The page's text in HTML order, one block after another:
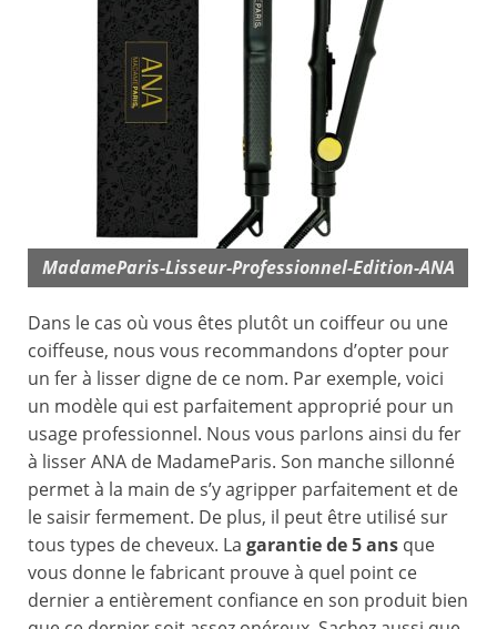
MadameParis-Lisseur-Professionnel-Edition-ANA
Dans le cas où vous êtes plutôt un coiffeur ou une
coiffeuse, nous vous recommandons d’opter pour
un fer à lisser digne de ce nom. Par exemple, voici
un modèle qui est parfaitement approprié pour un
usage professionnel. Nous vous parlons ainsi du fer
à lisser ANA de MadameParis. Son manche sillonné
permet à la main de s’y agripper parfaitement et de
le saisir fermement. De plus, il peut être utilisé sur
tous types de cheveux. La garantie de 5 ans que
vous donne le fabricant prouve à quel point ce
dernier a entièrement confiance en son produit bien